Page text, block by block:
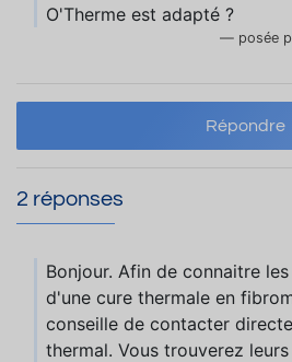
O'Therme est adapté ?
posée
Répondre
2 réponses
Bonjour. Afin de connaitre
d'une cure thermale en
conseille de contacter
thermal. Vous trouverez